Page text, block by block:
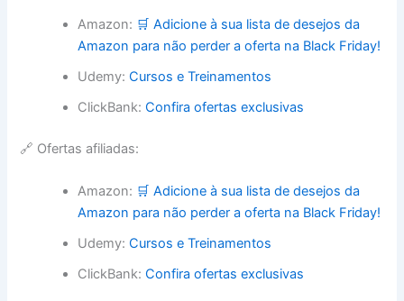
Amazon: 🛒 Adicione à sua lista de desejos da
Amazon para não perder a oferta na Black Friday!
Udemy:Cursos e Treinamentos
ClickBank:Confira ofertas exclusivas
🔗 Ofertas afiliadas:
Amazon: 🛒 Adicione à sua lista de desejos da
Amazon para não perder a oferta na Black Friday!
Udemy:Cursos e Treinamentos
ClickBank:Confira ofertas exclusivas